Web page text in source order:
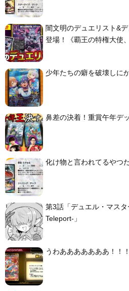
闇文明のデュエリスト&
登場！《覇王の特権大使
少年たちの癖を破壊しに
鼻差の決着！重賞午年デ
化け物と言われてるやつ
第3話「デュエル・マス
Teleport-」
うわあああああああ！！